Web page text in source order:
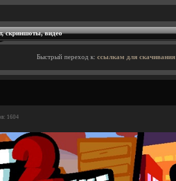
скриншоты, видео
Быстрый переход к: ссылкам для скачивания
1604